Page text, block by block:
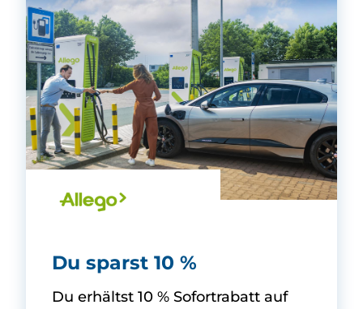
Allego GmbH -
Du sparst 10 %
Du erhältst 10 % Sofortrabatt auf